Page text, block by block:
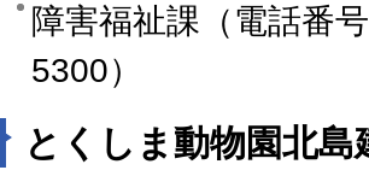
障害福祉課（電話番
5300）
とくしま動物園北